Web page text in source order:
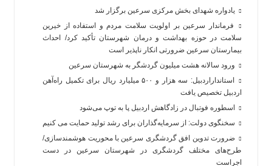
یادواره شهدای بخش مرکزی سرعین برگزار شد
فرماندار سرعین بر اولویت سلامت مردم و استفاده از خیرین
سلامت در حوزه بهداشت و درمان شهرستان تأکید کرد/ احداث
بیمارستان سرعین ضرورتی انکار ناپذیر است
ورود سالانه هشت میلیون گردشگر به شهرستان سرعین
استانداراردبیل: سه هزار و ۵۰۰ میلیارد ریال برای تکمیل راه‌آهن
اردبیل تخصیص یافت
اسطوره فوتبال در زادگاهش اردبیل پا به توپ می‌شود
سخنگوی دولت: از سرمایه‌گذاران برای رشد تولید حمایت می کنیم
ضرورت تدوین افق گردشگری سرعین با محوریت هوشمندسازی/
طرح‌های مختلف گردشگری در شهرستان سرعین در دست
اجراست